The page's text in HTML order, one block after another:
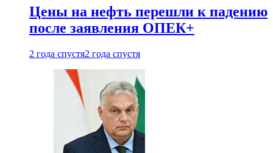
Цены на нефть перешли к падению
после заявления ОПЕК+
2 года спустя2 года спустя